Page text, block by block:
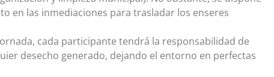
en las inmediaciones para trasladar los enseres
cada participante tendrá la responsabilidad de
desecho generado, dejando el entorno en perfectas